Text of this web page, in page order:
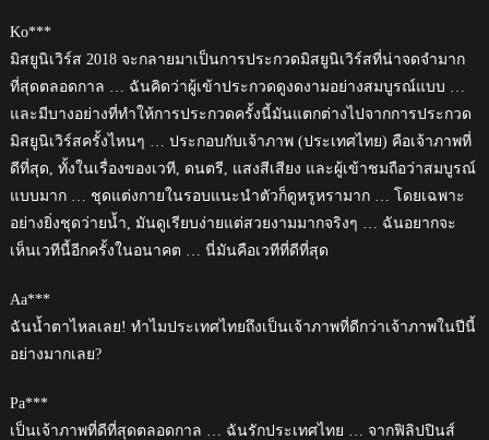
Ko***
มิสยูนิเวิร์ส 2018 จะกลายมาเป็นการประกวดมิสยูนิเวิร์สที่น่าจดจำมาก
ที่สุดตลอดกาล … ฉันคิดว่าผู้เข้าประกวดดูงดงามอย่างสมบูรณ์แบบ …
และมีบางอย่างที่ทำให้การประกวดครั้งนี้มันแตกต่างไปจากการประกวด
มิสยูนิเวิร์สครั้งไหนๆ … ประกอบกับเจ้าภาพ (ประเทศไทย) คือเจ้าภาพที่
ดีที่สุด, ทั้งในเรื่องของเวที, ดนตรี, แสงสีเสียง และผู้เข้าชมถือว่าสมบูรณ์
แบบมาก … ชุดแต่งกายในรอบแนะนำตัวก็ดูหรูหรามาก … โดยเฉพาะ
อย่างยิ่งชุดว่ายน้ำ, มันดูเรียบง่ายแต่สวยงามมากจริงๆ … ฉันอยากจะ
เห็นเวทีนี้อีกครั้งในอนาคต … นี่มันคือเวทีที่ดีที่สุด
Aa***
ฉันน้ำตาไหลเลย! ทำไมประเทศไทยถึงเป็นเจ้าภาพที่ดีกว่าเจ้าภาพในปีนี้
อย่างมากเลย?
Pa***
เป็นเจ้าภาพที่ดีที่สุดตลอดกาล … ฉันรักประเทศไทย … จากฟิลิปปินส์